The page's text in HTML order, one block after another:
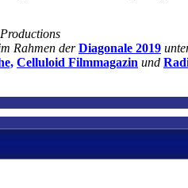
Rahmen derDiagonale 2019
Celluloid Filmmagazin und